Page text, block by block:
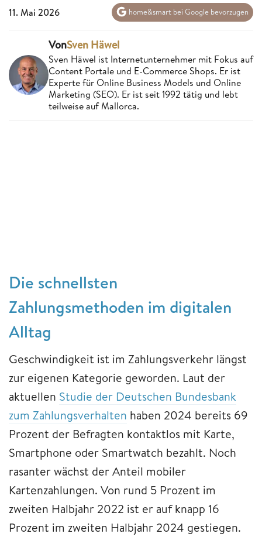
11. Mai 2026 home&smart bei Google bevorzugen
VonSven Häwel
Sven Häwel ist Internetunternehmer mit Fokus auf
Content Portale und E-Commerce Shops. Er ist
Experte für Online Business Models und Online
Marketing (SEO). Er ist seit 1992 tätig und lebt
teilweise auf Mallorca.
Die schnellsten
Zahlungsmethoden im digitalen
Alltag
Geschwindigkeit ist im Zahlungsverkehr längst
zur eigenen Kategorie geworden. Laut der
aktuellen Studie der Deutschen Bundesbank
zum Zahlungsverhalten haben 2024 bereits 69
Prozent der Befragten kontaktlos mit Karte,
Smartphone oder Smartwatch bezahlt. Noch
rasanter wächst der Anteil mobiler
Kartenzahlungen. Von rund 5 Prozent im
zweiten Halbjahr 2022 ist er auf knapp 16
Prozent im zweiten Halbjahr 2024 gestiegen.